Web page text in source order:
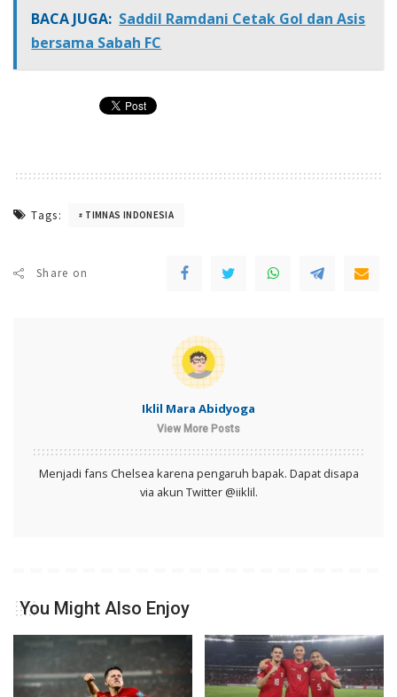
BACA JUGA: Saddil Ramdani Cetak Gol dan Asis
bersama Sabah FC
Tags: TIMNAS INDONESIA
Share on
Iklil Mara Abidyoga
View More Posts
Menjadi fans Chelsea karena pengaruh bapak. Dapat disapa
via akun Twitter @iiklil.
You Might Also Enjoy